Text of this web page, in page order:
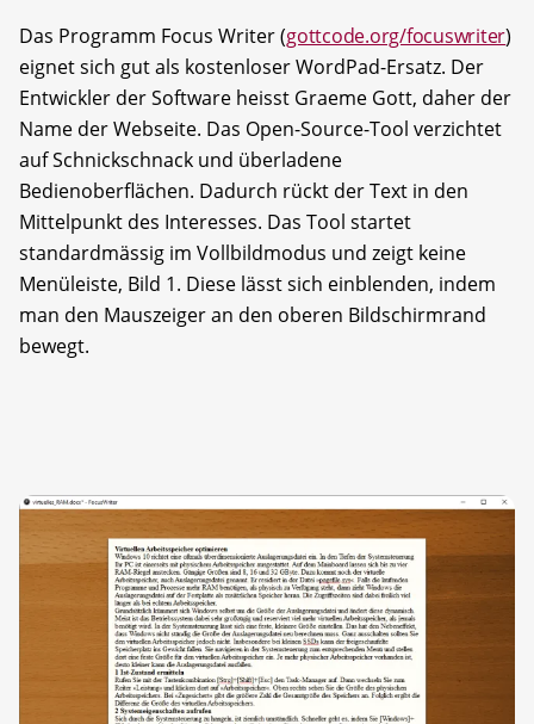
Das Programm Focus Writer (gottcode.org/focuswriter)
eignet sich gut als kostenloser WordPad-Ersatz. Der
Entwickler der Software heisst Graeme Gott, daher der
Name der Webseite. Das Open-Source-Tool verzichtet
auf Schnickschnack und überladene
Bedienoberflächen. Dadurch rückt der Text in den
Mittelpunkt des Interesses. Das Tool startet
standardmässig im Vollbildmodus und zeigt keine
Menüleiste, Bild 1. Diese lässt sich einblenden, indem
man den Mauszeiger an den oberen Bildschirmrand
bewegt.